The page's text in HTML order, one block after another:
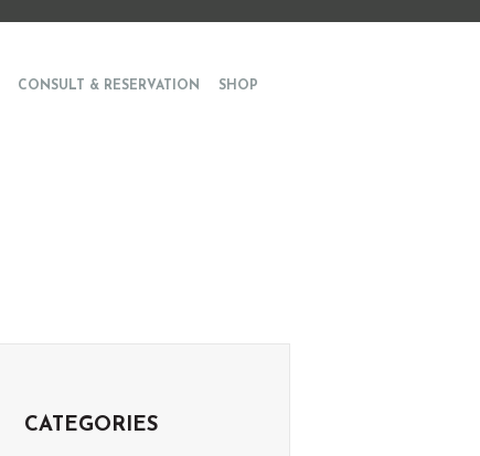
CONSULT & RESERVATION SHOP
CATEGORIES